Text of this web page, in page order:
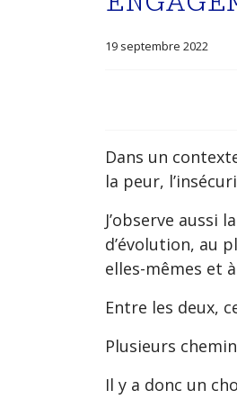
19 septembre 2022
Dans un
la peur,
J’observe aussi
d’évolution, au
elles-mêmes et
Entre les deux,
Plusieurs
Il y a donc un